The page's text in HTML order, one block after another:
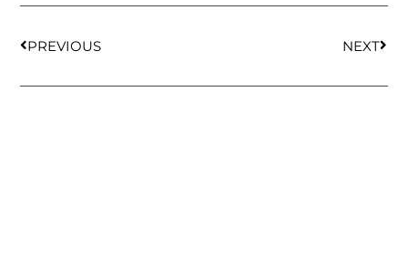
PREVIOUS NEXT